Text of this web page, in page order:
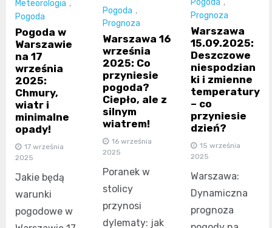
Meteorologia ,
Pogoda
Pogoda w
Warszawie
na 17
września
2025:
Chmury,
wiatr i
minimalne
opady!
17 września
2025
Jakie będą
warunki
pogodowe w
Pogoda ,
Prognoza
Warszawa 16
września
2025: Co
przyniesie
pogoda?
Ciepło, ale z
silnym
wiatrem!
16 września
2025
Poranek w
stolicy
przynosi
dylematy: jak
Pogoda ,
Prognoza
Warszawa
15.09.2025:
Deszczowe
niespodzian
ki i zmienne
temperatury
– co
przyniesie
dzień?
15 września
2025
Warszawa:
Dynamiczna
prognoza